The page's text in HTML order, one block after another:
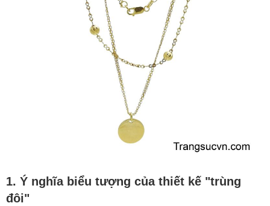
1. Ý nghĩa biểu tượng của thiết kế "trùng
đôi"